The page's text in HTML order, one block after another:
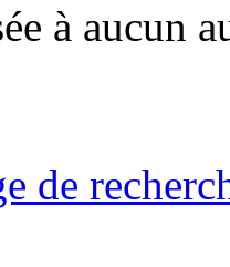
à aucun
de